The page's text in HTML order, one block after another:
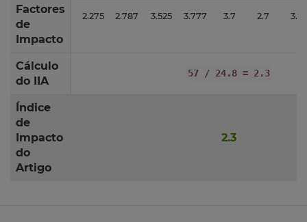
Factores
de
Impacto
2.275 2.787 3.525 3.777 3.7 2.7 3.0
Cálculo
do IIA
57 / 24.8 = 2.3
Índice
de
Impacto
do
Artigo
2.3